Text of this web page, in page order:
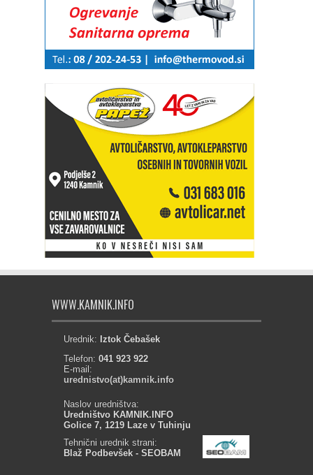
WWW.KAMNIK.INFO
Urednik: Iztok Čebašek
Telefon: 041 923 922
E-mail:
urednistvo(at)kamnik.info
Naslov uredništva:
Uredništvo KAMNIK.INFO
Golice 7, 1219 Laze v Tuhinju
Tehnični urednik strani:
Blaž Podbevšek - SEOBAM